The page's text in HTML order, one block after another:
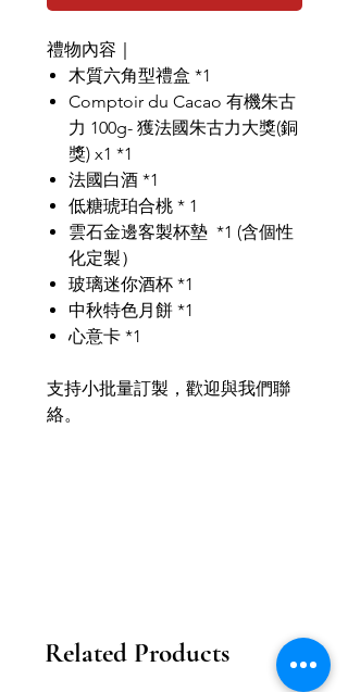
禮物內容｜
木質六角型禮盒 *1
Comptoir du Cacao 有機朱古
力 100g- 獲法國朱古力大獎(銅
獎) x1 *1
法國白酒 *1
低糖琥珀合桃 * 1
雲石金邊客製杯墊 *1 (含個性
化定製）
玻璃迷你酒杯 *1
中秋特色月餅 *1
心意卡 *1
支持小批量訂製，歡迎與我們聯
絡。
Related Products